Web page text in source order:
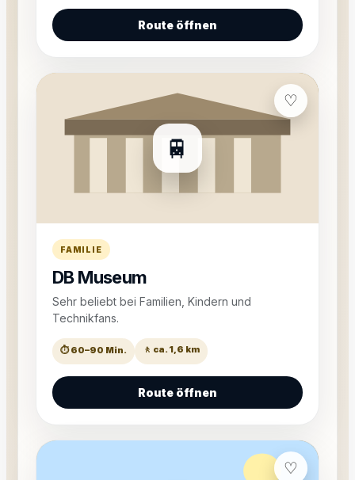
Route öffnen
🚆
♡
FAMILIE
DB Museum
Sehr beliebt bei Familien, Kindern und
Technikfans.
⏱ 60–90 Min. 🚶 ca. 1,6 km
Route öffnen
♡